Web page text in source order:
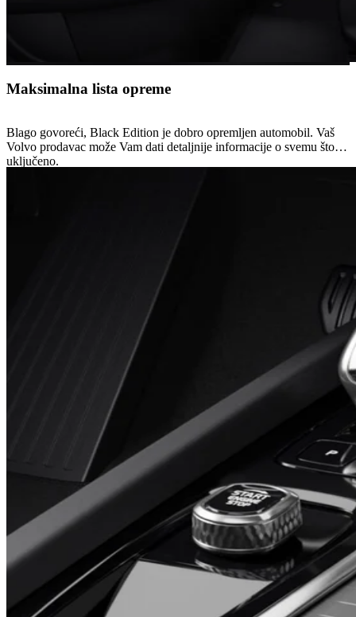
Maksimalna lista opreme
Blago govoreći, Black Edition je dobro opremljen automobil. Vaš
Volvo prodavac može Vam dati detaljnije informacije o svemu što je
uključeno.